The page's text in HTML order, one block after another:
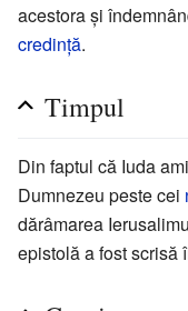
acestora şi
credinţă.
Timpul
Din faptul că Iuda
Dumnezeu peste cei
dărâmarea
epistolă a fost scrisă